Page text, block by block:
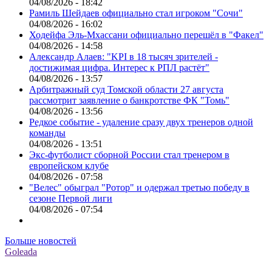
Рамиль Шейдаев официально стал игроком "Сочи"
04/08/2026 - 16:02
Ходейфа Эль-Мхассани официально перешёл в "Факел"
04/08/2026 - 14:58
Александр Алаев: "KPI в 18 тысяч зрителей -
достижимая цифра. Интерес к РПЛ растёт"
04/08/2026 - 13:57
Арбитражный суд Томской области 27 августа
рассмотрит заявление о банкротстве ФК "Томь"
04/08/2026 - 13:56
Редкое событие - удаление сразу двух тренеров одной
команды
04/08/2026 - 13:51
Экс-футболист сборной России стал тренером в
европейском клубе
04/08/2026 - 07:58
"Велес" обыграл "Ротор" и одержал третью победу в
сезоне Первой лиги
04/08/2026 - 07:54
Больше новостей
Goleada